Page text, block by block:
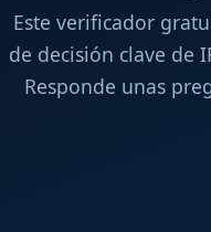
Este verificador
de decisión clave de
Responde unas